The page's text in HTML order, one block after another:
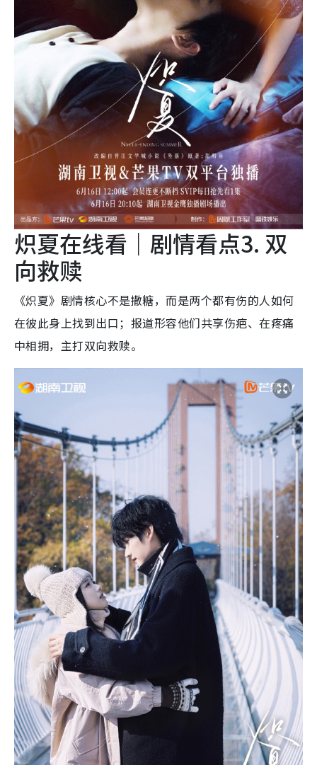
炽夏在线看｜剧情看点3. 双
向救赎
《炽夏》剧情核心不是撒糖，而是两个都有伤的人如何
在彼此身上找到出口；报道形容他们共享伤疤、在疼痛
中相拥，主打双向救赎。